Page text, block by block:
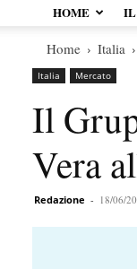
HOME IL
Home Italia
Italia Mercato
Il
Vera
Redazione - 18/06/